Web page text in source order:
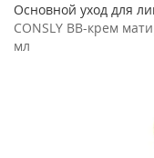
Основной уход для
CONSLY BB-крем
мл